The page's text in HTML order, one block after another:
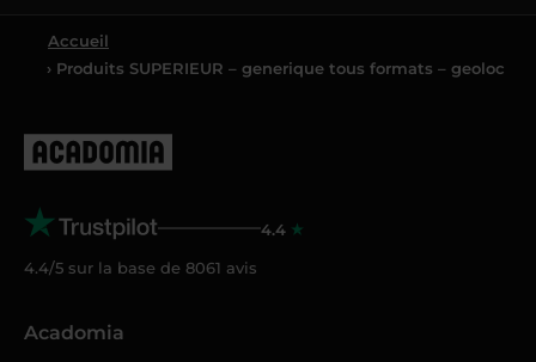
Accueil
› Produits SUPERIEUR – generique tous formats – geoloc
4.4
4.4/5 sur la base de 8061 avis
Acadomia